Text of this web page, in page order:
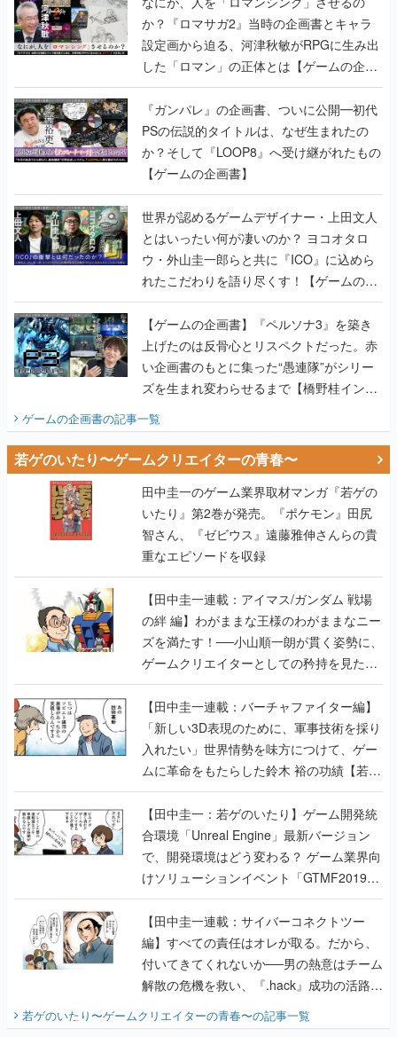
か？『ロマサガ2』当時の企画書とキャラ
設定画から迫る、河津秋敏がRPGに生み出
した「ロマン」の正体とは【ゲームの企画
書】
『ガンパレ』の企画書、ついに公開━初代
PSの伝説的タイトルは、なぜ生まれたの
か？そして『LOOP8』へ受け継がれたもの
【ゲームの企画書】
世界が認めるゲームデザイナー・上田文人
とはいったい何が凄いのか？ ヨコオタロ
ウ・外山圭一郎らと共に『ICO』に込めら
れたこだわりを語り尽くす！【ゲームの企
画書】
【ゲームの企画書】『ペルソナ3』を築き
上げたのは反骨心とリスペクトだった。赤
い企画書のもとに集った“愚連隊”がシリー
ズを生まれ変わらせるまで【橋野桂インタ
ゲームの企画書の記事一覧
若ゲのいたり〜ゲームクリエイターの青春〜
田中圭一のゲーム業界取材マンガ『若ゲの
いたり』第2巻が発売。『ポケモン』田尻
智さん、『ゼビウス』遠藤雅伸さんらの貴
重なエピソードを収録
【田中圭一連載：アイマス/ガンダム 戦場
の絆 編】わがままな王様のわがままなニー
ズを満たす！──小山順一朗が貫く姿勢に、
ゲームクリエイターとしての矜持を見た
【若ゲのいたり最終回】
【田中圭一連載：バーチャファイター編】
「新しい3D表現のために、軍事技術を採り
入れたい」世界情勢を味方につけて、ゲー
ムに革命をもたらした鈴木 裕の功績【若ゲ
のいたり】
【田中圭一：若ゲのいたり】ゲーム開発統
合環境「Unreal Engine」最新バージョン
で、開発環境はどう変わる？ ゲーム業界向
けソリューションイベント「GTMF2019」
に行って、より理解を深めよう【PR】
【田中圭一連載：サイバーコネクトツー
編】すべての責任はオレが取る。だから、
付いてきてくれないか──男の熱意はチーム
解散の危機を救い、『.hack』成功の活路を
『少年ジャンプ』色だった【若ゲのいた
若ゲのいたり〜ゲームクリエイターの青春〜の記事一覧